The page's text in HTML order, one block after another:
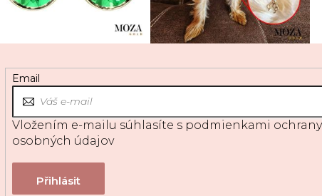
Email
Vložením e-mailu súhlasíte s podmienkami ochrany
osobných údajov